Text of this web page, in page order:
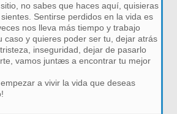
no sabes que haces aquí, quisieras
Sentirse perdidos en la vida es
nos lleva más tiempo y trabajo
caso y quieres poder ser tu, dejar atrás
inseguridad, dejar de pasarlo
vamos juntæs a encontrar tu mejor
a vivir la vida que deseas